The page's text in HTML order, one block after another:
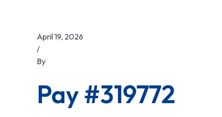
April 19, 2026
/
By
Pay #319772